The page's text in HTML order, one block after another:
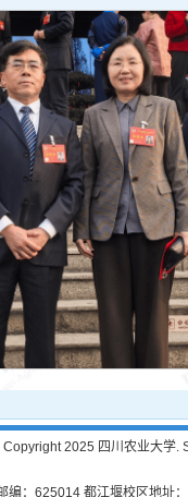
Copyright 2025 四川农业大学.
：625014 都江堰校区地址